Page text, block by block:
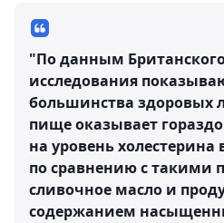
"По данным
исследования
большинства здоровых
пище оказывает
на уровень холестерина
по сравнению с такими
сливочное масло и
содержанием